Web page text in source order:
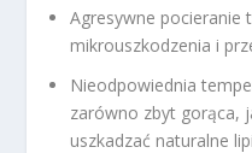
Agresywne
mikrouszkodzenia i
Nieodpowiednia
zarówno zbyt gorąca,
uszkadzać naturalne